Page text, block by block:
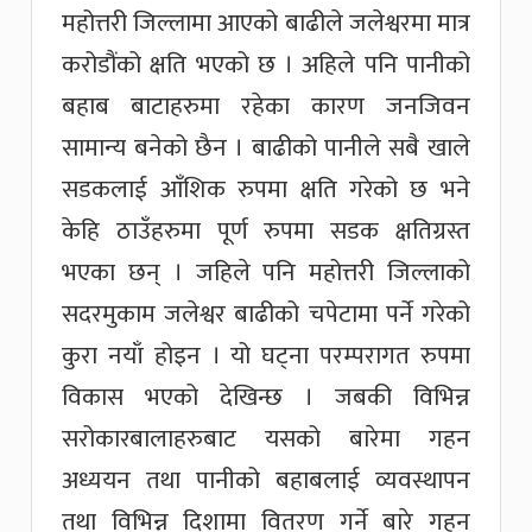
महोत्तरी जिल्लामा आएको बाढीले जलेश्वरमा मात्र
करोडौंको क्षति भएको छ । अहिले पनि पानीको
बहाब बाटाहरुमा रहेका कारण जनजिवन
सामान्य बनेको छैन । बाढीको पानीले सबै खाले
सडकलाई आँशिक रुपमा क्षति गरेको छ भने
केहि ठाउँहरुमा पूर्ण रुपमा सडक क्षतिग्रस्त
भएका छन् । जहिले पनि महोत्तरी जिल्लाको
सदरमुकाम जलेश्वर बाढीको चपेटामा पर्ने गरेको
कुरा नयाँ होइन । यो घट्ना परम्परागत रुपमा
विकास भएको देखिन्छ । जबकी विभिन्न
सरोकारबालाहरुबाट यसको बारेमा गहन
अध्ययन तथा पानीको बहाबलाई व्यवस्थापन
तथा विभिन्न दिशामा वितरण गर्ने बारे गहन